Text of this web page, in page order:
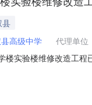
县
高级中学
代理单位
楼实验楼维修改造工
舍楼、教学楼、实验